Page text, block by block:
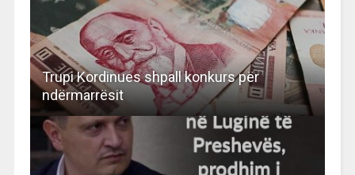
Trupi Kordinues shpall konkurs për
ndërmarrësit